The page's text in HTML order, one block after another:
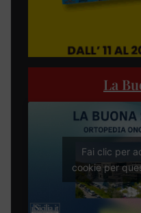
La
Fai clic per
cookie per